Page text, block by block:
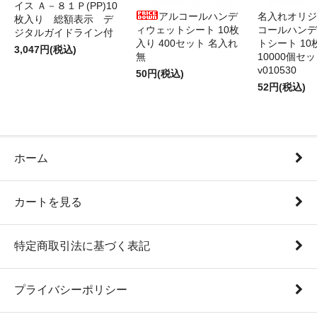
イス Ａ－８１Ｐ(PP)10
枚入り 総額表示 デ
ジタルガイドライン付
3,047円(税込)
アルコールハンデ
ィウェットシート 10枚
入り 400セット 名入れ
無
50円(税込)
名入れオリ
コールハン
トシート 10
10000個セ
v010530
52円(税込)
ホーム
カートを見る
特定商取引法に基づく表記
プライバシーポリシー